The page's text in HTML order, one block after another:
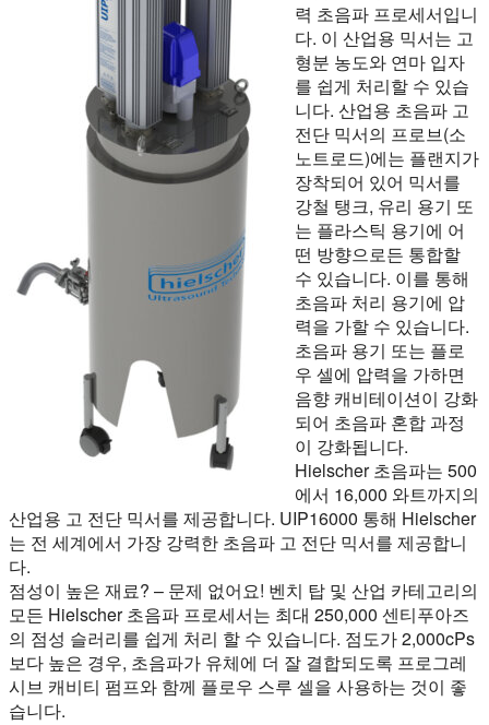
력 초음파 프로세서입니
다. 이 산업용 믹서는 고
형분 농도와 연마 입자
를 쉽게 처리할 수 있습
니다. 산업용 초음파 고
전단 믹서의 프로브(소
노트로드)에는 플랜지가
장착되어 있어 믹서를
강철 탱크, 유리 용기 또
는 플라스틱 용기에 어
떤 방향으로든 통합할
수 있습니다. 이를 통해
초음파 처리 용기에 압
력을 가할 수 있습니다.
초음파 용기 또는 플로
우 셀에 압력을 가하면
음향 캐비테이션이 강화
되어 초음파 혼합 과정
이 강화됩니다.
Hielscher 초음파는 500
에서 16,000 와트까지의
산업용 고 전단 믹서를 제공합니다. UIP16000 통해 Hielscher
는 전 세계에서 가장 강력한 초음파 고 전단 믹서를 제공합니
다.
점성이 높은 재료? – 문제 없어요! 벤치 탑 및 산업 카테고리의
모든 Hielscher 초음파 프로세서는 최대 250,000 센티푸아즈
의 점성 슬러리를 쉽게 처리 할 수 있습니다. 점도가 2,000cPs
보다 높은 경우, 초음파가 유체에 더 잘 결합되도록 프로그레
시브 캐비티 펌프와 함께 플로우 스루 셀을 사용하는 것이 좋
습니다.